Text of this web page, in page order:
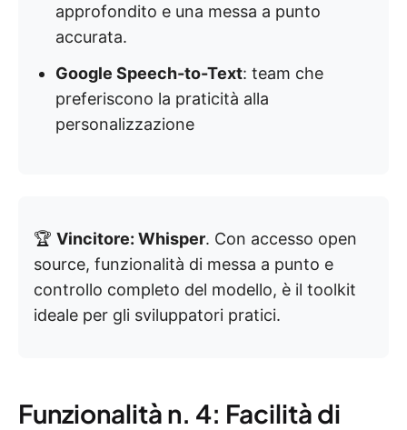
approfondito e una messa a punto
accurata.
Google Speech-to-Text: team che
preferiscono la praticità alla
personalizzazione
🏆 Vincitore: Whisper. Con accesso open
source, funzionalità di messa a punto e
controllo completo del modello, è il toolkit
ideale per gli sviluppatori pratici.
Funzionalità n. 4: Facilità di